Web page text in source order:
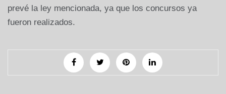
prevé la ley mencionada, ya que los concursos ya
fueron realizados.